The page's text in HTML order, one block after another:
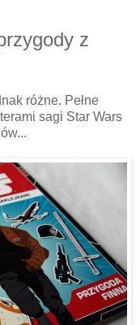
z
różne. Pełne
sagi Star Wars